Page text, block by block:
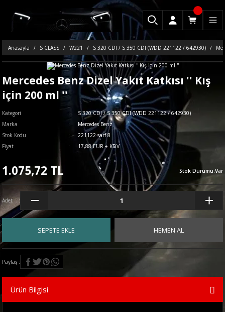
Anasayfa S CLASS W221 S 320 CDI / S 350 CDI (WDD 221122 / 642930)
Mercedes Benz Dizel Yakıt Katkısı '' Kış
için 200 ml ''
Kategori
S 320 CDI / S 350 CDI (WDD 221122 / 642930)
Marka
Mercedes Benz
Stok Kodu
221122-sarf-8
Fiyat
17,88 EUR + KDV
1.075,72 TL Stok Durumu:Var
Adet
SEPETE EKLE HEMEN AL
Paylaş
Ürün Bilgisi